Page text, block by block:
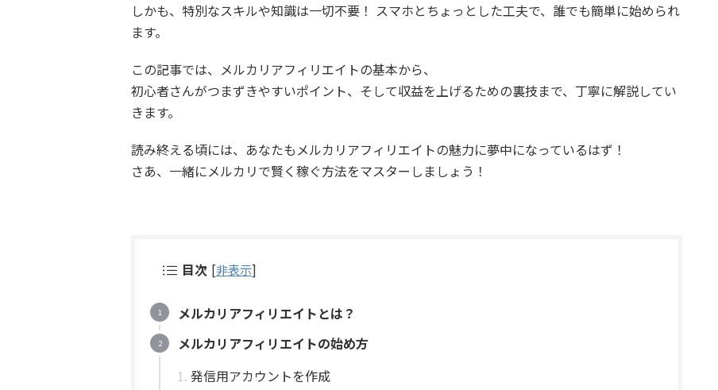
しかも、特別なスキルや知識は一切不要！ スマホとちょっとした工夫で、誰でも簡単に始められ
ます。
この記事では、メルカリアフィリエイトの基本から、
初心者さんがつまずきやすいポイント、そして収益を上げるための裏技まで、丁寧に解説してい
きます。
読み終える頃には、あなたもメルカリアフィリエイトの魅力に夢中になっているはず！
さあ、一緒にメルカリで賢く稼ぐ方法をマスターしましょう！
目次 [非表示]
メルカリアフィリエイトとは？
メルカリアフィリエイトの始め方
発信用アカウントを作成